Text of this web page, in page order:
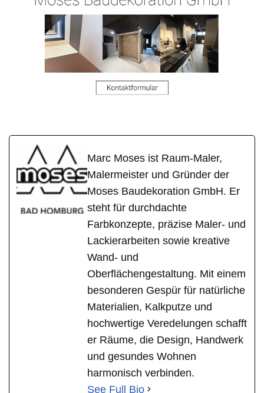
Marc Moses ist Raum-Maler,
Malermeister und Gründer der
Moses Baudekoration GmbH. Er
steht für durchdachte
Farbkonzepte, präzise Maler- und
Lackierarbeiten sowie kreative
Wand- und
Oberflächengestaltung. Mit einem
besonderen Gespür für natürliche
Materialien, Kalkputze und
hochwertige Veredelungen schafft
er Räume, die Design, Handwerk
und gesundes Wohnen
harmonisch verbinden.
See Full Bio